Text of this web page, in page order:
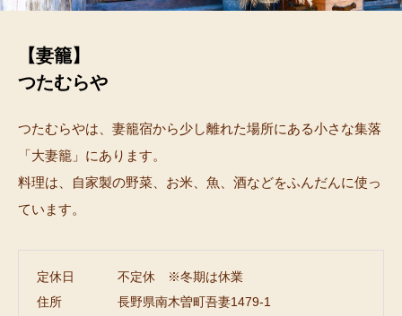
【妻籠】
つたむらや
つたむらやは、妻籠宿から少し離れた場所にある小さな集落
「大妻籠」にあります。
料理は、自家製の野菜、お米、魚、酒などをふんだんに使っ
ています。
定休日
不定休 ※冬期は休業
住所
長野県南木曽町吾妻1479-1